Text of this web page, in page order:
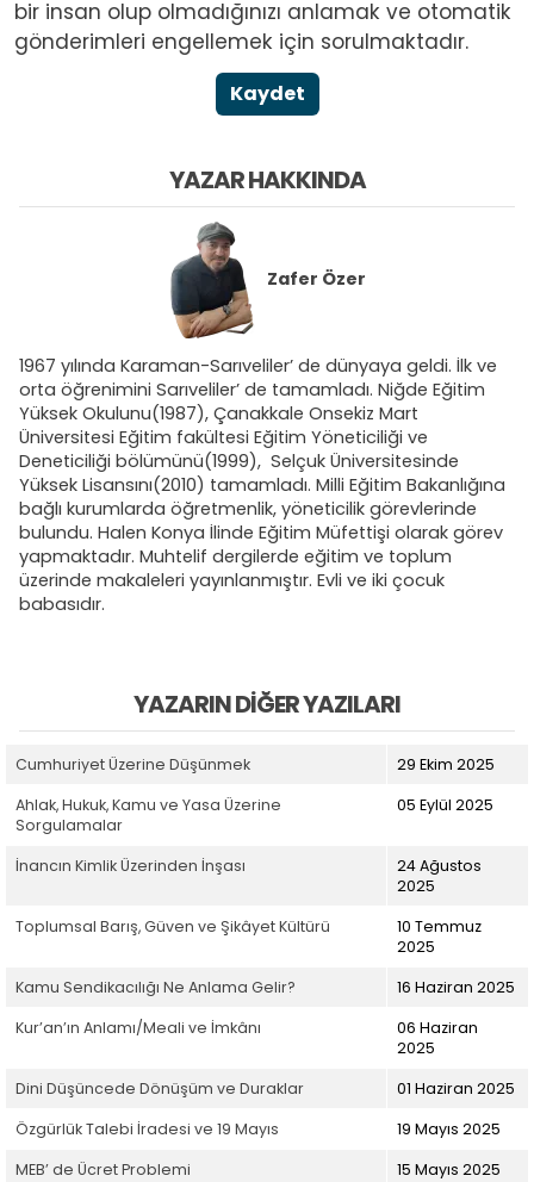
bir insan olup olmadığınızı anlamak ve otomatik
gönderimleri engellemek için sorulmaktadır.
Kaydet
YAZAR HAKKINDA
Zafer Özer
1967 yılında Karaman-Sarıveliler’ de dünyaya geldi. İlk ve
orta öğrenimini Sarıveliler’ de tamamladı. Niğde Eğitim
Yüksek Okulunu(1987), Çanakkale Onsekiz Mart
Üniversitesi Eğitim fakültesi Eğitim Yöneticiliği ve
Deneticiliği bölümünü(1999), Selçuk Üniversitesinde
Yüksek Lisansını(2010) tamamladı. Milli Eğitim Bakanlığına
bağlı kurumlarda öğretmenlik, yöneticilik görevlerinde
bulundu. Halen Konya İlinde Eğitim Müfettişi olarak görev
yapmaktadır. Muhtelif dergilerde eğitim ve toplum
üzerinde makaleleri yayınlanmıştır. Evli ve iki çocuk
babasıdır.
YAZARIN DIĞER YAZILARI
Cumhuriyet Üzerine Düşünmek
29 Ekim 2025
Ahlak, Hukuk, Kamu ve Yasa Üzerine
Sorgulamalar
05 Eylül 2025
İnancın Kimlik Üzerinden İnşası
24 Ağustos
2025
Toplumsal Barış, Güven ve Şikâyet Kültürü
10 Temmuz
2025
Kamu Sendikacılığı Ne Anlama Gelir?
16 Haziran 2025
Kur’an’ın Anlamı/Meali ve İmkânı
06 Haziran
2025
Dini Düşüncede Dönüşüm ve Duraklar
01 Haziran 2025
Özgürlük Talebi İradesi ve 19 Mayıs
19 Mayıs 2025
MEB’ de Ücret Problemi
15 Mayıs 2025